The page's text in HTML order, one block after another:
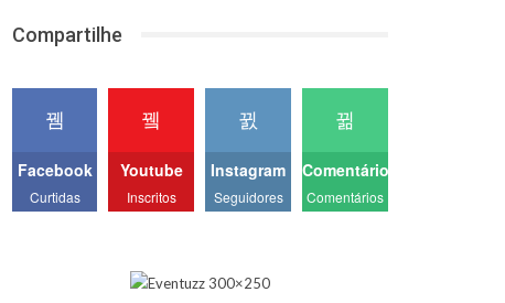
Compartilhe
Facebook
Curtidas
Youtube
Inscritos
Instagram
Seguidores
Comentários
Comentários